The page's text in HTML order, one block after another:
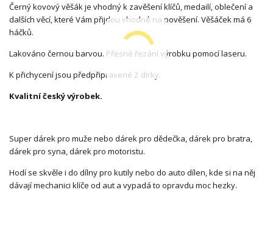
Černý kovový věšák je vhodný k zavěšení klíčů, medailí, oblečení a
dalších věcí, které Vám přijdou vhodné na pověšení. Věšáček má 6
háčků.
Lakováno černou barvou. Přesné řezání výrobku pomocí laseru.
K přichycení jsou předpřipravené 2 dírky.
Kvalitní český výrobek.
Super dárek pro muže nebo dárek pro dědečka, dárek pro bratra,
dárek pro syna, dárek pro motoristu.
Hodí se skvěle i do dílny pro kutily nebo do auto dílen, kde si na něj
dávají mechanici klíče od aut a vypadá to opravdu moc hezky.